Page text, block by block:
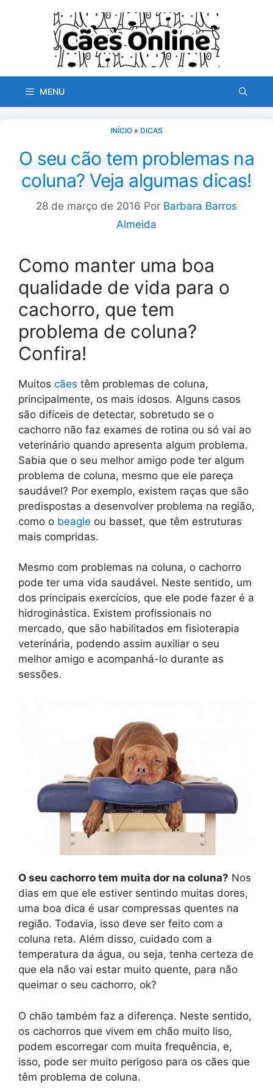
MENU
INÍCIO » DICAS
O seu cão tem problemas na
coluna? Veja algumas dicas!
28 de março de 2016 Por Barbara Barros
Almeida
Como manter uma boa
qualidade de vida para o
cachorro, que tem
problema de coluna?
Confira!
Muitos cães têm problemas de coluna,
principalmente, os mais idosos. Alguns casos
são difíceis de detectar, sobretudo se o
cachorro não faz exames de rotina ou só vai ao
veterinário quando apresenta algum problema.
Sabia que o seu melhor amigo pode ter algum
problema de coluna, mesmo que ele pareça
saudável? Por exemplo, existem raças que são
predispostas a desenvolver problema na região,
como o beagle ou basset, que têm estruturas
mais compridas.
Mesmo com problemas na coluna, o cachorro
pode ter uma vida saudável. Neste sentido, um
dos principais exercícios, que ele pode fazer é a
hidroginástica. Existem profissionais no
mercado, que são habilitados em fisioterapia
veterinária, podendo assim auxiliar o seu
melhor amigo e acompanhá-lo durante as
sessões.
O seu cachorro tem muita dor na coluna? Nos
dias em que ele estiver sentindo muitas dores,
uma boa dica é usar compressas quentes na
região. Todavia, isso deve ser feito com a
coluna reta. Além disso, cuidado com a
temperatura da água, ou seja, tenha certeza de
que ela não vai estar muito quente, para não
queimar o seu cachorro, ok?
O chão também faz a diferença. Neste sentido,
os cachorros que vivem em chão muito liso,
podem escorregar com muita frequência, e,
isso, pode ser muito perigoso para os cães que
têm problema de coluna.